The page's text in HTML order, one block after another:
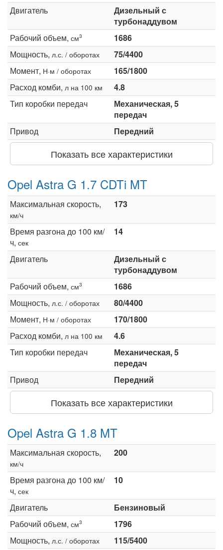
Двигатель
Дизельный с
турбонаддувом
Рабочий объем, см3
1686
Мощность, л.с. / оборотах
75/4400
Момент, Н·м / оборотах
165/1800
Расход комби, л на 100 км
4.8
Тип коробки передач
Механическая, 5
передач
Привод
Передний
Показать все характеристики
Opel Astra G 1.7 CDTi MT
Максимальная скорость,
км/ч
173
Время разгона до 100 км/
ч, сек
14
Двигатель
Дизельный с
турбонаддувом
Рабочий объем, см3
1686
Мощность, л.с. / оборотах
80/4400
Момент, Н·м / оборотах
170/1800
Расход комби, л на 100 км
4.6
Тип коробки передач
Механическая, 5
передач
Привод
Передний
Показать все характеристики
Opel Astra G 1.8 MT
Максимальная скорость,
км/ч
200
Время разгона до 100 км/
ч, сек
10
Двигатель
Бензиновый
Рабочий объем, см3
1796
Мощность, л.с. / оборотах
115/5400